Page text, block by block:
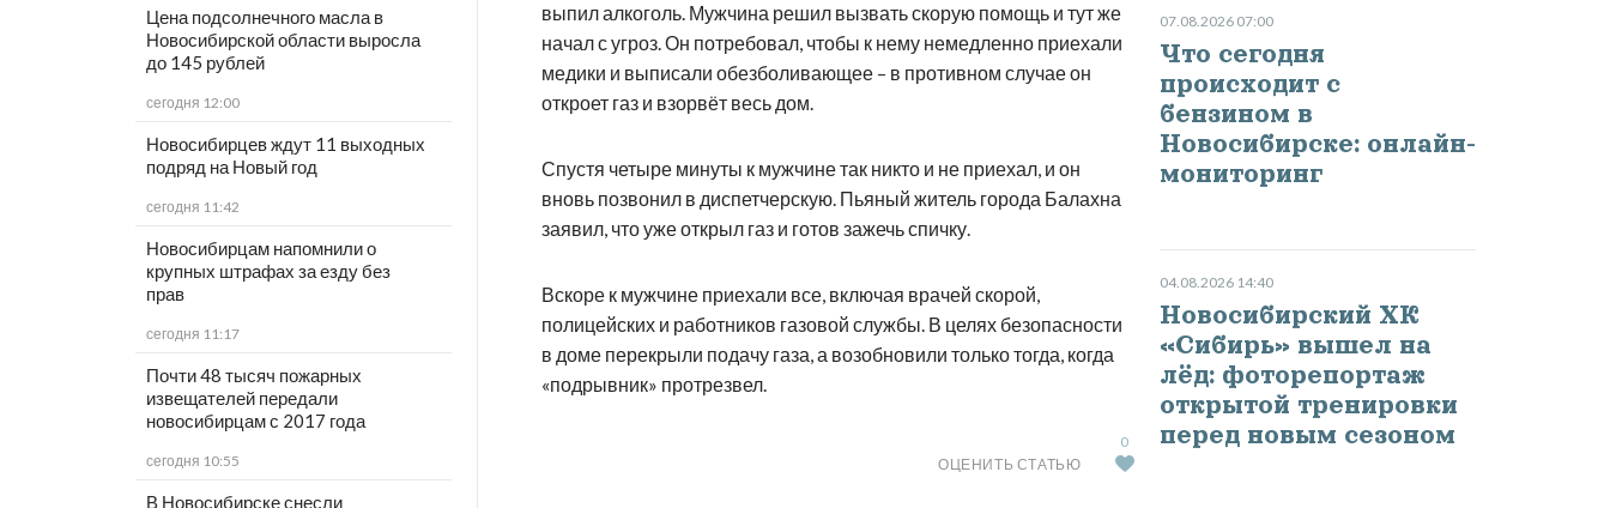
Цена подсолнечного масла в
Новосибирской области выросла
до 145 рублей
сегодня 12:00
Новосибирцев ждут 11 выходных
подряд на Новый год
сегодня 11:42
Новосибирцам напомнили о
крупных штрафах за езду без
прав
сегодня 11:17
Почти 48 тысяч пожарных
извещателей передали
новосибирцам с 2017 года
сегодня 10:55
В Новосибирске снесли
выпил алкоголь. Мужчина решил вызвать скорую помощь и тут же
начал с угроз. Он потребовал, чтобы к нему немедленно приехали
медики и выписали обезболивающее – в противном случае он
откроет газ и взорвёт весь дом.
Спустя четыре минуты к мужчине так никто и не приехал, и он
вновь позвонил в диспетчерскую. Пьяный житель города Балахна
заявил, что уже открыл газ и готов зажечь спичку.
Вскоре к мужчине приехали все, включая врачей скорой,
полицейских и работников газовой службы. В целях безопасности
в доме перекрыли подачу газа, а возобновили только тогда, когда
«подрывник» протрезвел.
ОЦЕНИТЬ СТАТЬЮ
0
07.08.2026 07:00
Что сегодня
происходит с
бензином в
Новосибирске: онлайн-
мониторинг
04.08.2026 14:40
Новосибирский ХК
«Сибирь» вышел на
лёд: фоторепортаж
открытой тренировки
перед новым сезоном